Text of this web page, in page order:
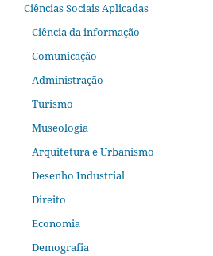
Ciências Sociais Aplicadas
Ciência da informação
Comunicação
Administração
Turismo
Museologia
Arquitetura e Urbanismo
Desenho Industrial
Direito
Economia
Demografia